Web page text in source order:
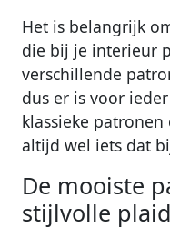
Het is belangrijk
die bij je interieur
verschillende
dus er is voor
klassieke
altijd wel iets dat
De mooiste
stijlvolle plaid